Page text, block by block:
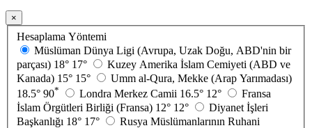
×
Hesaplama Yöntemi
Müslüman Dünya Ligi (Avrupa, Uzak Doğu, ABD'nin bir
parçası) 18° 17°
Kuzey Amerika İslam Cemiyeti (ABD ve
Kanada) 15° 15°
Umm al-Qura, Mekke (Arap Yarımadası)
18.5° 90* Londra Merkez Camii 16.5° 12°
Fransa
İslam Örgütleri Birliği (Fransa) 12° 12°
Diyanet İşleri
Başkanlığı 18° 17°
Rusya Müslümanlarının Ruhani